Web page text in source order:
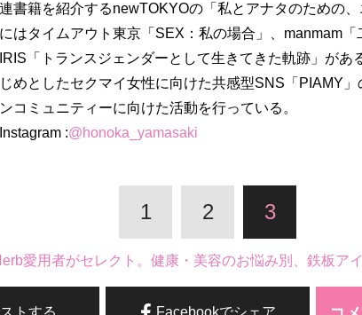
連書籍を紹介するnewTOKYOの「私とアナタのための
にはタイムアウト東京「SEX：私の場合」、manmam「
IRIS「トランスジェンダーとして生きてきた軌跡」があ
じめとしたセクマイ女性に向けた共感型SNS「PIAMY
ンコミュニティーに向けた活動を行っている。
Instagram :@honoka_yamasaki
1 2 3
愛用者がセレクト。健康・美容のお悩み別、鉄板ア